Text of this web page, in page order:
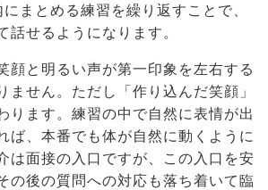
まとめる練習を繰り返すことで、
話せるようになります。
顔と明るい声が第一印象を左右する
ません。ただし「作り込んだ笑顔」
ります。練習の中で自然に表情が出
ば、本番でも体が自然に動くように
は面接の入口ですが、この入口を安
の後の質問への対応も落ち着いて臨